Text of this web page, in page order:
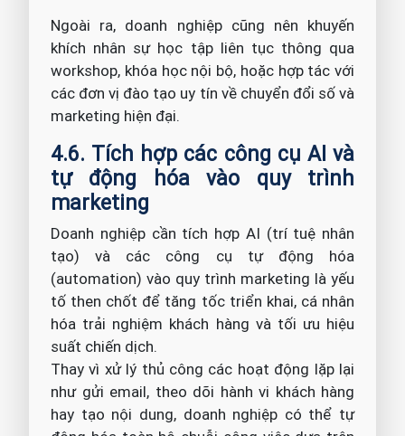
Ngoài ra, doanh nghiệp cũng nên khuyến
khích nhân sự học tập liên tục thông qua
workshop, khóa học nội bộ, hoặc hợp tác với
các đơn vị đào tạo uy tín về chuyển đổi số và
marketing hiện đại.
4.6. Tích hợp các công cụ AI và
tự động hóa vào quy trình
marketing
Doanh nghiệp cần tích hợp AI (trí tuệ nhân
tạo) và các công cụ tự động hóa
(automation) vào quy trình marketing là yếu
tố then chốt để tăng tốc triển khai, cá nhân
hóa trải nghiệm khách hàng và tối ưu hiệu
suất chiến dịch.
Thay vì xử lý thủ công các hoạt động lặp lại
như gửi email, theo dõi hành vi khách hàng
hay tạo nội dung, doanh nghiệp có thể tự